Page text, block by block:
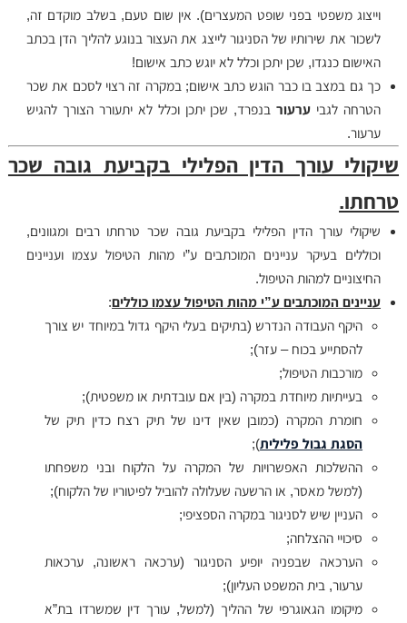
וייצוג משפטי בפני שופט המעצרים). אין שום טעם, בשלב מוקדם זה,
לשכור את שירותיו של הסניגור לייצג את העצור בנוגע להליך הדן בכתב
האישום כנגדו, שכן יתכן וכלל לא יוגש כתב אישום!
כך גם במצב בו כבר הוגש כתב אישום; במקרה זה רצוי לסכם את שכר
הטרחה לגבי ערעורבנפרד, שכן יתכן וכלל לא יתעורר הצורך להגיש
ערעור.
שיקולי עורך הדין הפלילי בקביעת גובה שכר
טרחתו.
שיקולי עורך הדין הפלילי בקביעת גובה שכר טרחתו רבים ומגוונים,
וכוללים בעיקר עניינים המוכתבים ע”י מהות הטיפול עצמו ועניינים
החיצוניים למהות הטיפול.
עניינים המוכתבים ע”י מהות הטיפול עצמו כוללים:
היקף העבודה הנדרש (בתיקים בעלי היקף גדול במיוחד יש צורך
להסתייע בכוח – עזר);
מורכבות הטיפול;
בעייתיות מיוחדת במקרה (בין אם עובדתית או משפטית);
חומרת המקרה (כמובן שאין דינו של תיק רצח כדין תיק של
הסגת גבול פלילית);
ההשלכות האפשרויות של המקרה על הלקוח ובני משפחתו
(למשל מאסר, או הרשעה שעלולה להוביל לפיטוריו של הלקוח);
העניין שיש לסניגור במקרה הספציפי;
סיכויי ההצלחה;
הערכאה שבפניה יופיע הסניגור (ערכאה ראשונה, ערכאות
ערעור, בית המשפט העליון);
מיקומו הגאוגרפי של ההליך (למשל, עורך דין שמשרדו בת”א